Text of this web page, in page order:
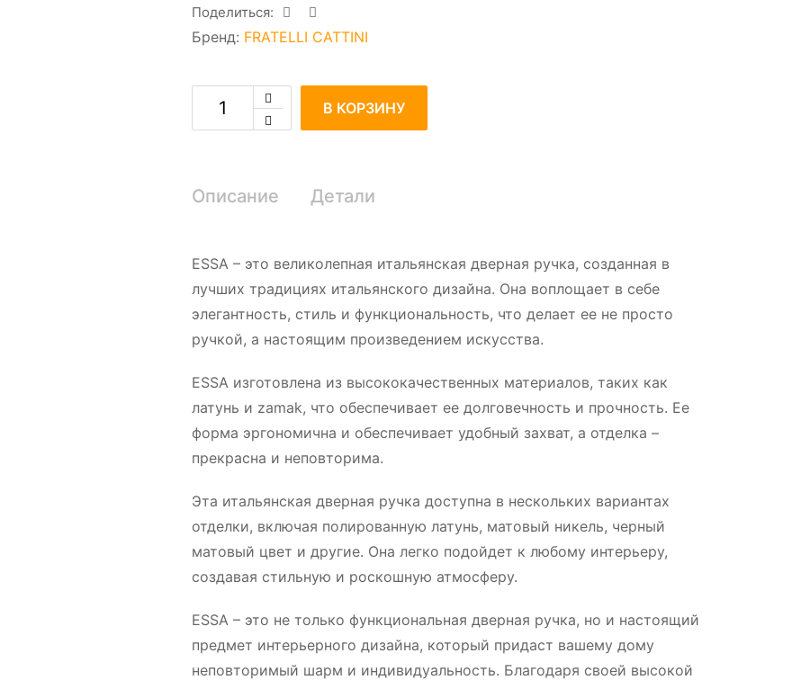
Поделиться:
Бренд: FRATELLI CATTINI
В КОРЗИНУ
Описание Детали
ESSA – это великолепная итальянская дверная ручка, созданная в
лучших традициях итальянского дизайна. Она воплощает в себе
элегантность, стиль и функциональность, что делает ее не просто
ручкой, а настоящим произведением искусства.
ESSA изготовлена из высококачественных материалов, таких как
латунь и zamak, что обеспечивает ее долговечность и прочность. Ее
форма эргономична и обеспечивает удобный захват, а отделка –
прекрасна и неповторима.
Эта итальянская дверная ручка доступна в нескольких вариантах
отделки, включая полированную латунь, матовый никель, черный
матовый цвет и другие. Она легко подойдет к любому интерьеру,
создавая стильную и роскошную атмосферу.
ESSA – это не только функциональная дверная ручка, но и настоящий
предмет интерьерного дизайна, который придаст вашему дому
неповторимый шарм и индивидуальность. Благодаря своей высокой